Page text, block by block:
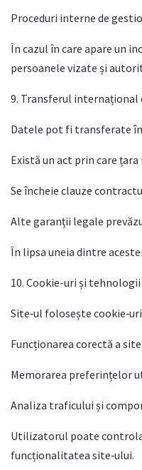
Proceduri interne de
În cazul în care apare un
persoanele vizate și
9. Transferul internațional
Datele pot fi transferate în
Există un act prin care
Se încheie clauze
Alte garanții legale
În lipsa uneia dintre
10. Cookie-uri și
Site‑ul folosește
Funcționarea corectă a
Memorarea preferințelor
Analiza traficului și
Utilizatorul poate controla
funcționalitatea site‑ului.